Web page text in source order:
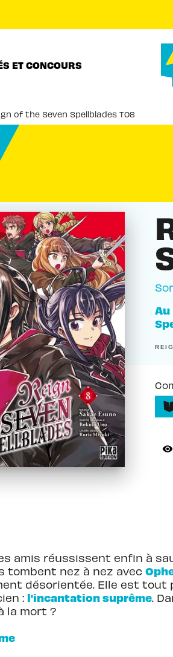
ET CONCOURS
of the Seven Spellblades T08
visibility
amis réussissent enfin à
tombent nez à nez avec
désorientée. Elle est tout
: l'incantation suprême.
la mort ?